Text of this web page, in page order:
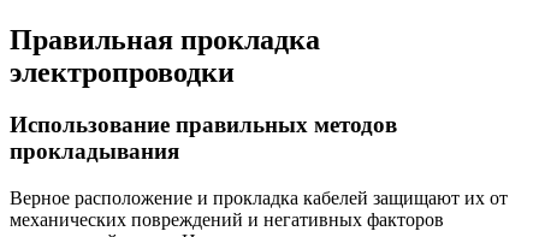
Правильная прокладка
электропроводки
Использование правильных методов
прокладывания
Верное расположение и прокладка кабелей защищают их от
механических повреждений и негативных факторов